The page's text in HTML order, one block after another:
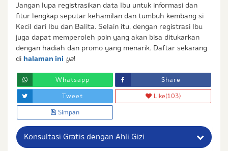
Jangan lupa registrasikan data Ibu untuk informasi dan
fitur lengkap seputar kehamilan dan tumbuh kembang si
Kecil dari Ibu dan Balita. Selain itu, dengan registrasi Ibu
juga dapat memperoleh poin yang akan bisa ditukarkan
dengan hadiah dan promo yang menarik. Daftar sekarang
di halaman ini ya!
Whatsapp Share
Tweet Like(103)
Simpan
Konsultasi Gratis dengan Ahli Gizi